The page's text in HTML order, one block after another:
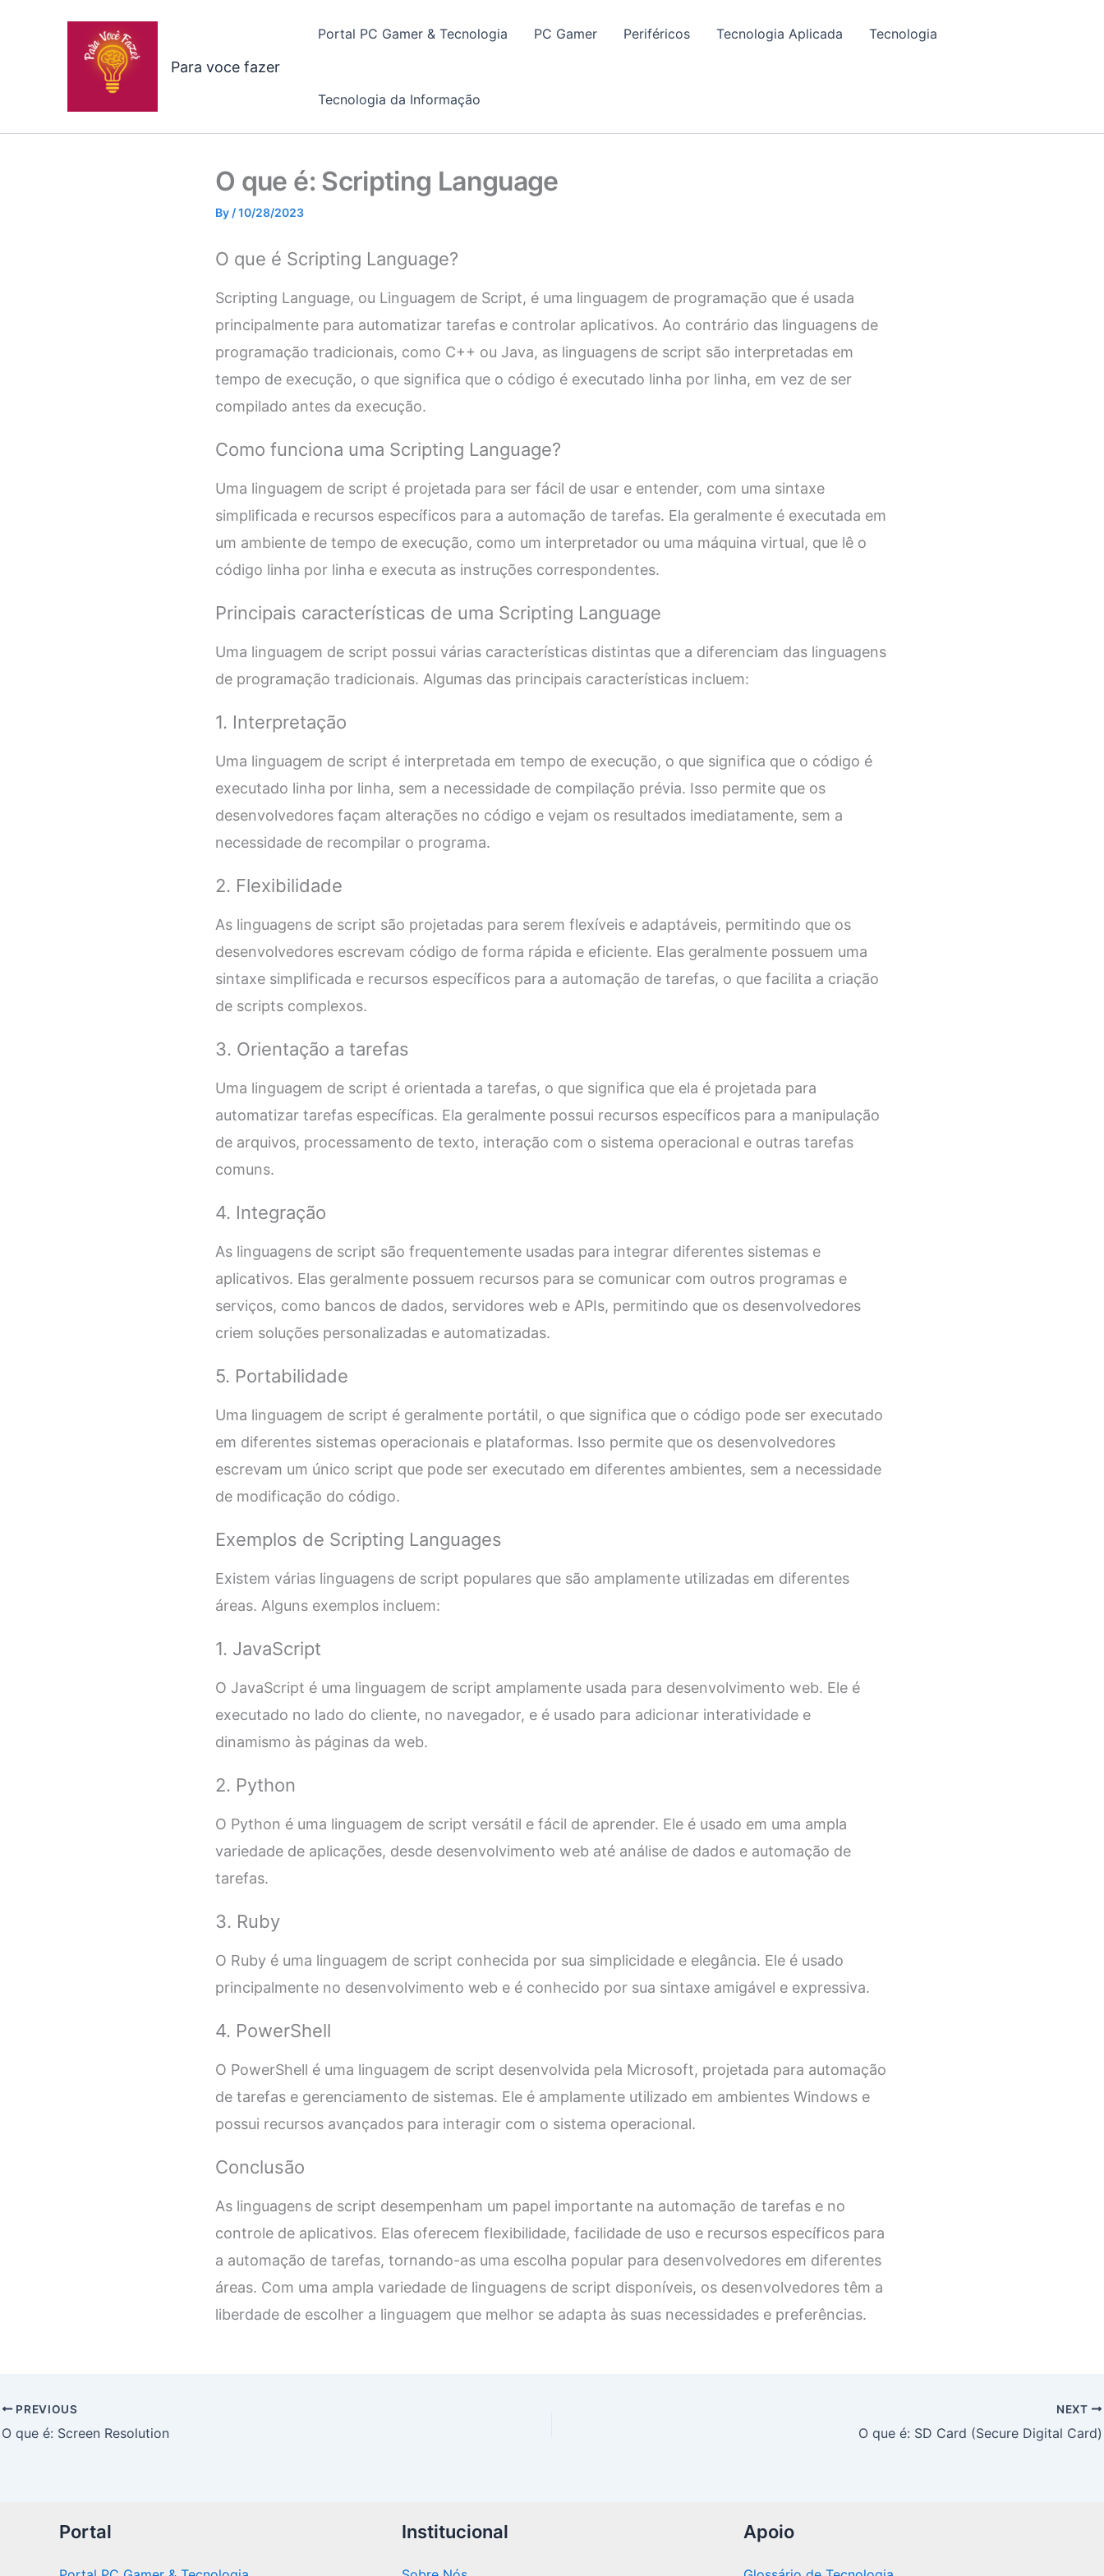
Para voce fazer
Portal PC Gamer & Tecnologia PC Gamer Periféricos Tecnologia Aplicada Tecnologia
Tecnologia da Informação
O que é: Scripting Language
By /10/28/2023
O que é Scripting Language?
Scripting Language, ou Linguagem de Script, é uma linguagem de programação que é usada
principalmente para automatizar tarefas e controlar aplicativos. Ao contrário das linguagens de
programação tradicionais, como C++ ou Java, as linguagens de script são interpretadas em
tempo de execução, o que significa que o código é executado linha por linha, em vez de ser
compilado antes da execução.
Como funciona uma Scripting Language?
Uma linguagem de script é projetada para ser fácil de usar e entender, com uma sintaxe
simplificada e recursos específicos para a automação de tarefas. Ela geralmente é executada em
um ambiente de tempo de execução, como um interpretador ou uma máquina virtual, que lê o
código linha por linha e executa as instruções correspondentes.
Principais características de uma Scripting Language
Uma linguagem de script possui várias características distintas que a diferenciam das linguagens
de programação tradicionais. Algumas das principais características incluem:
1. Interpretação
Uma linguagem de script é interpretada em tempo de execução, o que significa que o código é
executado linha por linha, sem a necessidade de compilação prévia. Isso permite que os
desenvolvedores façam alterações no código e vejam os resultados imediatamente, sem a
necessidade de recompilar o programa.
2. Flexibilidade
As linguagens de script são projetadas para serem flexíveis e adaptáveis, permitindo que os
desenvolvedores escrevam código de forma rápida e eficiente. Elas geralmente possuem uma
sintaxe simplificada e recursos específicos para a automação de tarefas, o que facilita a criação
de scripts complexos.
3. Orientação a tarefas
Uma linguagem de script é orientada a tarefas, o que significa que ela é projetada para
automatizar tarefas específicas. Ela geralmente possui recursos específicos para a manipulação
de arquivos, processamento de texto, interação com o sistema operacional e outras tarefas
comuns.
4. Integração
As linguagens de script são frequentemente usadas para integrar diferentes sistemas e
aplicativos. Elas geralmente possuem recursos para se comunicar com outros programas e
serviços, como bancos de dados, servidores web e APIs, permitindo que os desenvolvedores
criem soluções personalizadas e automatizadas.
5. Portabilidade
Uma linguagem de script é geralmente portátil, o que significa que o código pode ser executado
em diferentes sistemas operacionais e plataformas. Isso permite que os desenvolvedores
escrevam um único script que pode ser executado em diferentes ambientes, sem a necessidade
de modificação do código.
Exemplos de Scripting Languages
Existem várias linguagens de script populares que são amplamente utilizadas em diferentes
áreas. Alguns exemplos incluem:
1. JavaScript
O JavaScript é uma linguagem de script amplamente usada para desenvolvimento web. Ele é
executado no lado do cliente, no navegador, e é usado para adicionar interatividade e
dinamismo às páginas da web.
2. Python
O Python é uma linguagem de script versátil e fácil de aprender. Ele é usado em uma ampla
variedade de aplicações, desde desenvolvimento web até análise de dados e automação de
tarefas.
3. Ruby
O Ruby é uma linguagem de script conhecida por sua simplicidade e elegância. Ele é usado
principalmente no desenvolvimento web e é conhecido por sua sintaxe amigável e expressiva.
4. PowerShell
O PowerShell é uma linguagem de script desenvolvida pela Microsoft, projetada para automação
de tarefas e gerenciamento de sistemas. Ele é amplamente utilizado em ambientes Windows e
possui recursos avançados para interagir com o sistema operacional.
Conclusão
As linguagens de script desempenham um papel importante na automação de tarefas e no
controle de aplicativos. Elas oferecem flexibilidade, facilidade de uso e recursos específicos para
a automação de tarefas, tornando-as uma escolha popular para desenvolvedores em diferentes
áreas. Com uma ampla variedade de linguagens de script disponíveis, os desenvolvedores têm a
liberdade de escolher a linguagem que melhor se adapta às suas necessidades e preferências.
PREVIOUS
O que é: Screen Resolution
NEXT
O que é: SD Card (Secure Digital Card)
Portal Institucional Apoio